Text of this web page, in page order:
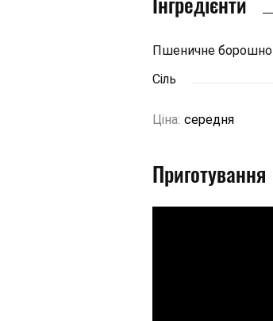
Пшеничне борошно
Сіль
Ціна: середня
Приготування